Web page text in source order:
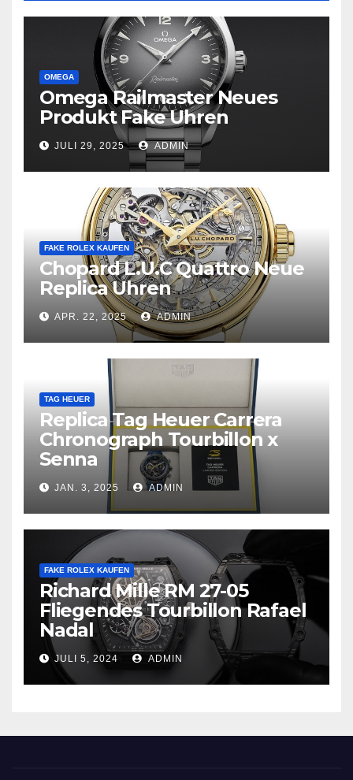
OMEGA
Omega Railmaster Neues
Produkt Fake Uhren
JULI 29, 2025 ADMIN
FAKE ROLEX KAUFEN
Chopard L.U.C Quattro Neue
Replica Uhren
APR. 22, 2025 ADMIN
TAG HEUER
Replica Tag Heuer Carrera
Chronograph Tourbillon x
Senna
JAN. 3, 2025 ADMIN
FAKE ROLEX KAUFEN
Richard Mille RM 27-05
Fliegendes Tourbillon Rafael
Nadal
JULI 5, 2024 ADMIN